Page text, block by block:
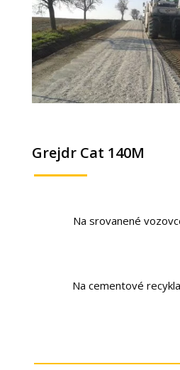
Grejdr Cat 140M
Na srovanené
Na cementové